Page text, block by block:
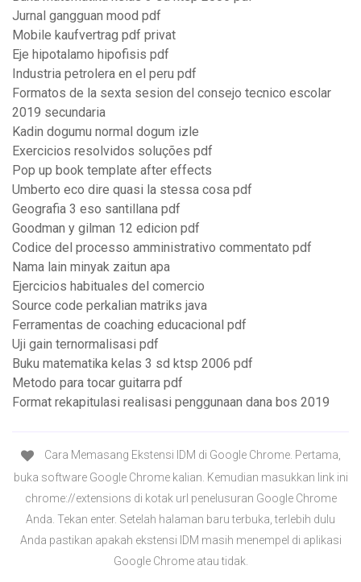
Jurnal gangguan mood pdf
Mobile kaufvertrag pdf privat
Eje hipotalamo hipofisis pdf
Industria petrolera en el peru pdf
Formatos de la sexta sesion del consejo tecnico escolar
2019 secundaria
Kadin dogumu normal dogum izle
Exercicios resolvidos soluções pdf
Pop up book template after effects
Umberto eco dire quasi la stessa cosa pdf
Geografia 3 eso santillana pdf
Goodman y gilman 12 edicion pdf
Codice del processo amministrativo commentato pdf
Nama lain minyak zaitun apa
Ejercicios habituales del comercio
Source code perkalian matriks java
Ferramentas de coaching educacional pdf
Uji gain ternormalisasi pdf
Buku matematika kelas 3 sd ktsp 2006 pdf
Metodo para tocar guitarra pdf
Format rekapitulasi realisasi penggunaan dana bos 2019
Cara Memasang Ekstensi IDM di Google Chrome. Pertama,
buka software Google Chrome kalian. Kemudian masukkan link ini
chrome://extensions di kotak url penelusuran Google Chrome
Anda. Tekan enter. Setelah halaman baru terbuka, terlebih dulu
Anda pastikan apakah ekstensi IDM masih menempel di aplikasi
Google Chrome atau tidak.